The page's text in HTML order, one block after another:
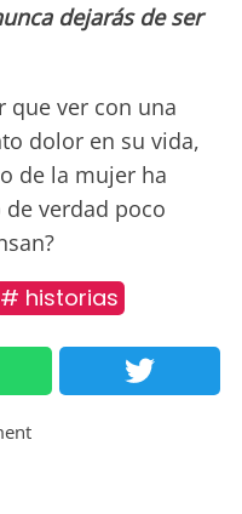
dejarás de ser
que ver con una
dolor en su vida,
de la mujer ha
verdad poco
# historias